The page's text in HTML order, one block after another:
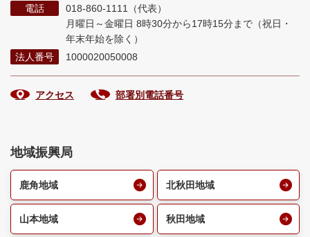
電話
018-860-1111（代表）
月曜日～金曜日 8時30分から17時15分まで （祝日・
年末年始を除く）
法人番号
1000020050008
アクセス 部署別電話番号
地域振興局
鹿角地域 北秋田地域
山本地域 秋田地域